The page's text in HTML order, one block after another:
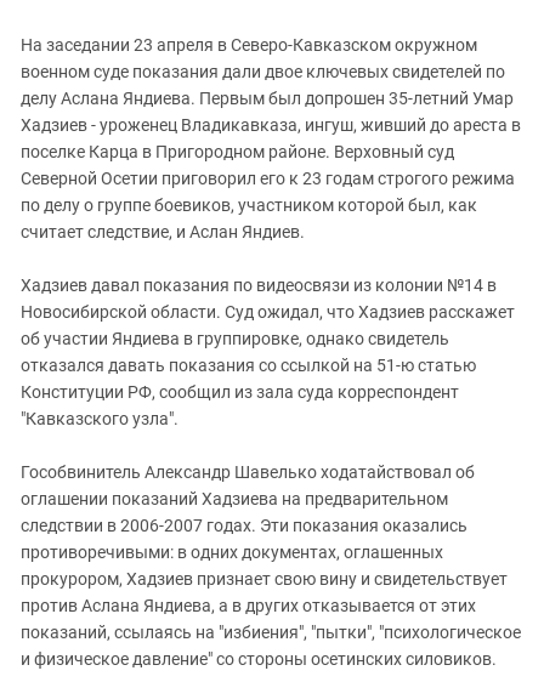
На заседании 23 апреля в Северо-Кавказском окружном
военном суде показания дали двое ключевых свидетелей по
делу Аслана Яндиева. Первым был допрошен 35-летний Умар
Хадзиев - уроженец Владикавказа, ингуш, живший до ареста в
поселке Карца в Пригородном районе. Верховный суд
Северной Осетии приговорил его к 23 годам строгого режима
по делу о группе боевиков, участником которой был, как
считает следствие, и Аслан Яндиев.
Хадзиев давал показания по видеосвязи из колонии №14 в
Новосибирской области. Суд ожидал, что Хадзиев расскажет
об участии Яндиева в группировке, однако свидетель
отказался давать показания со ссылкой на 51-ю статью
Конституции РФ, сообщил из зала суда корреспондент
"Кавказского узла".
Гособвинитель Александр Шавелько ходатайствовал об
оглашении показаний Хадзиева на предварительном
следствии в 2006-2007 годах. Эти показания оказались
противоречивыми: в одних документах, оглашенных
прокурором, Хадзиев признает свою вину и свидетельствует
против Аслана Яндиева, а в других отказывается от этих
показаний, ссылаясь на "избиения", "пытки", "психологическое
и физическое давление" со стороны осетинских силовиков.